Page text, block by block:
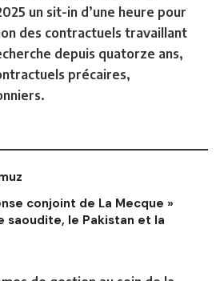
un sit-in d’une heure pour
des contractuels travaillant
depuis quatorze ans,
précaires,
conjoint de La Mecque »
saoudite, le Pakistan et la